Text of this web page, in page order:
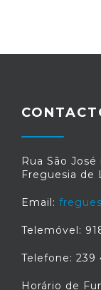
Rua São
Freguesia de
Email:
Telemóvel:
Telefone: 239
Horário de